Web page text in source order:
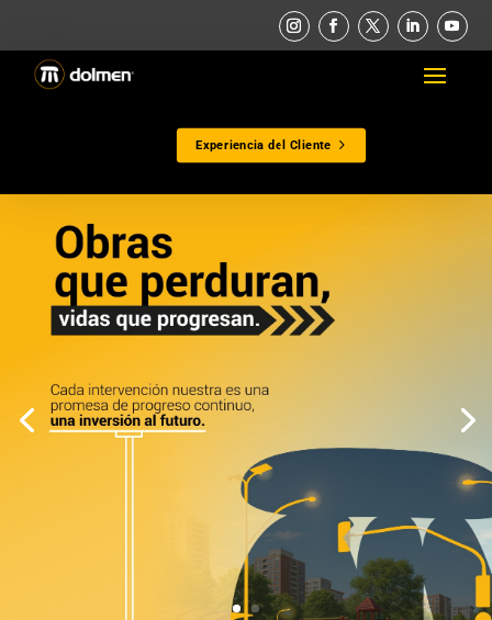
Experiencia del Cliente